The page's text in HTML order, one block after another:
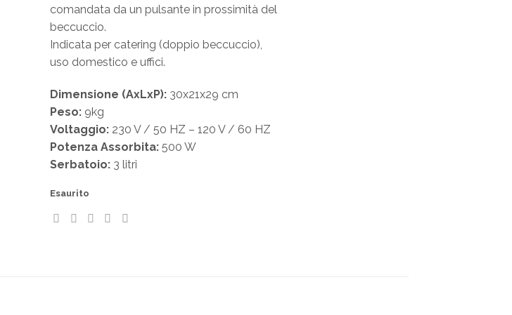
comandata da un pulsante in prossimità del
beccuccio.
Indicata per catering (doppio beccuccio),
uso domestico e uffici.
Dimensione (AxLxP): 30x21x29 cm
Peso: 9kg
Voltaggio: 230 V / 50 HZ – 120 V / 60 HZ
Potenza Assorbita: 500 W
Serbatoio: 3 litri
Esaurito